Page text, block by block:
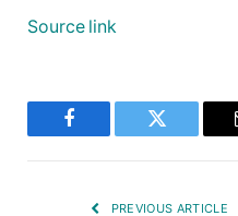
Source link
Facebook Twitter
PREVIOUS ARTICLE